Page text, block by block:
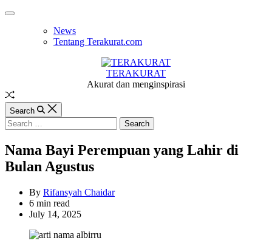
Skip
Off
News
Tentang Terakurat.com
TERAKURAT
Akurat dan menginspirasi
Random
Article
Search
Search
for:
Nama Bayi Perempuan yang Lahir di
Bulan Agustus
By Rifansyah Chaidar
Estimated
read
6 min read
July 14, 2025